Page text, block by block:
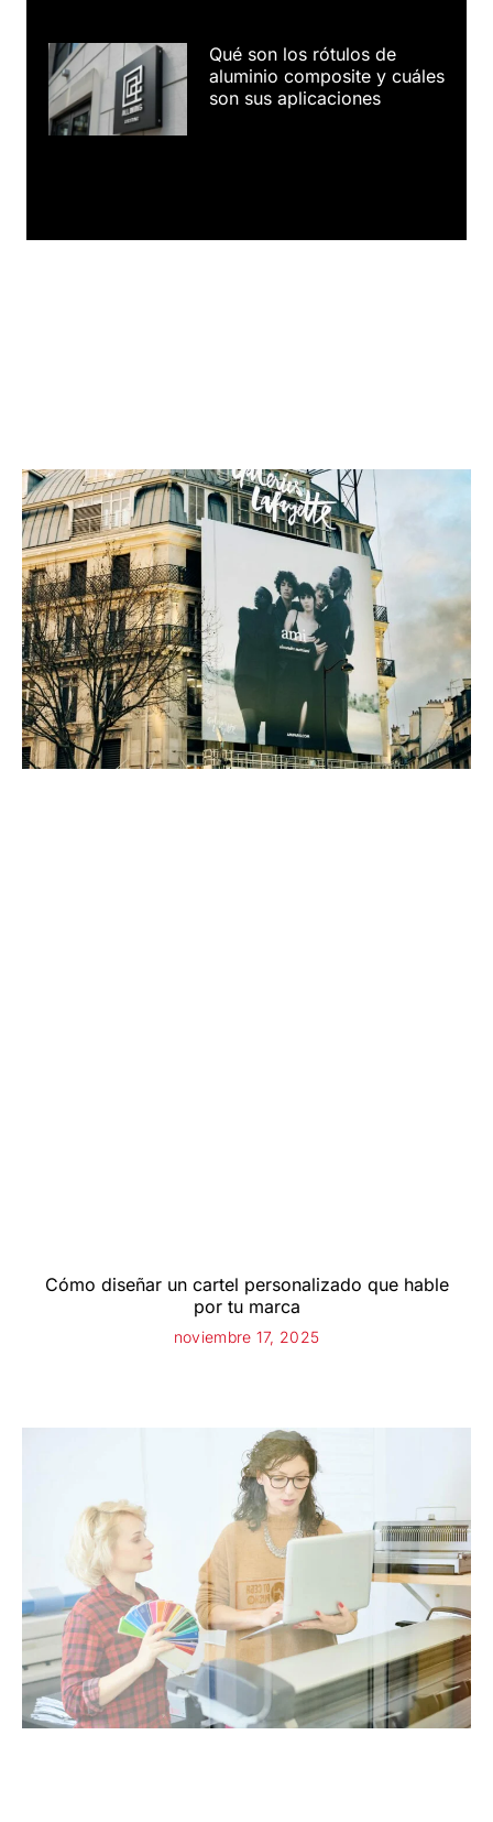
Qué son los rótulos de
aluminio composite y cuáles
son sus aplicaciones
Cómo diseñar un cartel personalizado que hable
por tu marca
noviembre 17, 2025